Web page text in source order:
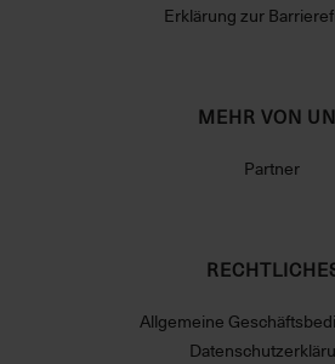
Erklärung zur
MEHR VON
Partner
Allgemeine